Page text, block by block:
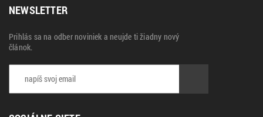
NEWSLETTER
Prihlás sa na odber noviniek a neujde ti žiadny nový
článok.